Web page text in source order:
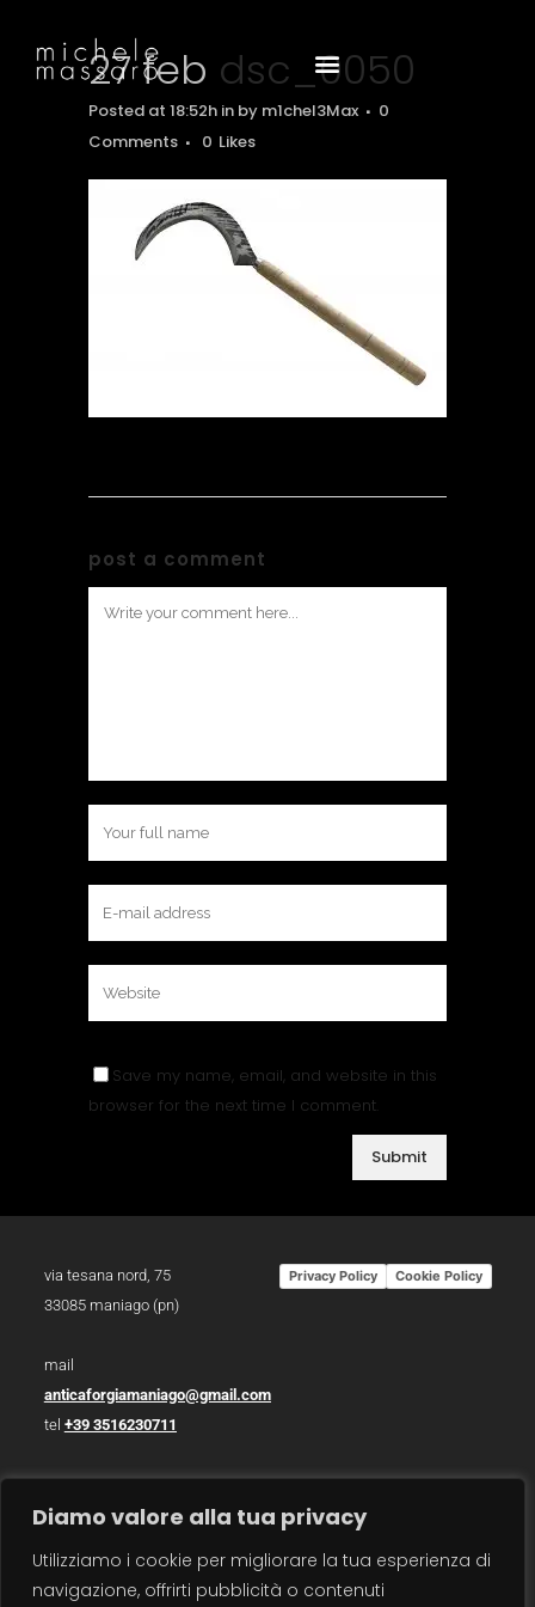
Diamo valore alla tua privacy
Utilizziamo i cookie per migliorare la tua esperienza di
navigazione, offrirti pubblicità o contenuti
27 feb dsc_0050
Posted at 18:52h in by m1chel3Max
0
Comments
0 Likes
post a comment
Save my name, email, and website in this
browser for the next time I comment.
via tesana nord, 75
33085 maniago (pn)
mail
anticaforgiamaniago@gmail.com
tel +39 3516230711
p.iva 01783930934
Privacy Policy Cookie Policy